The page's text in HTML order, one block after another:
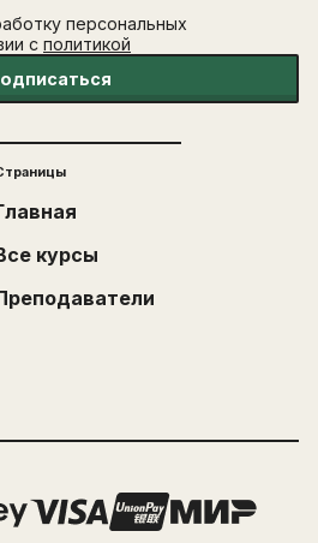
персональных
с политикой
курсы